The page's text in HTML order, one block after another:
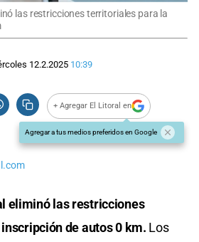
las restricciones territoriales para la
12.2.2025 10:39
+ Agregar El Litoral en
Agregar a tus medios preferidos en Google
eliminó las restricciones
de autos 0 km. Los